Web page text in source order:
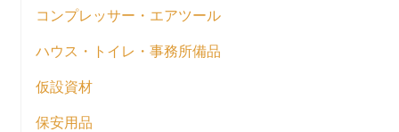
コンプレッサー・エアツール
ハウス・トイレ・事務所備品
仮設資材
保安用品